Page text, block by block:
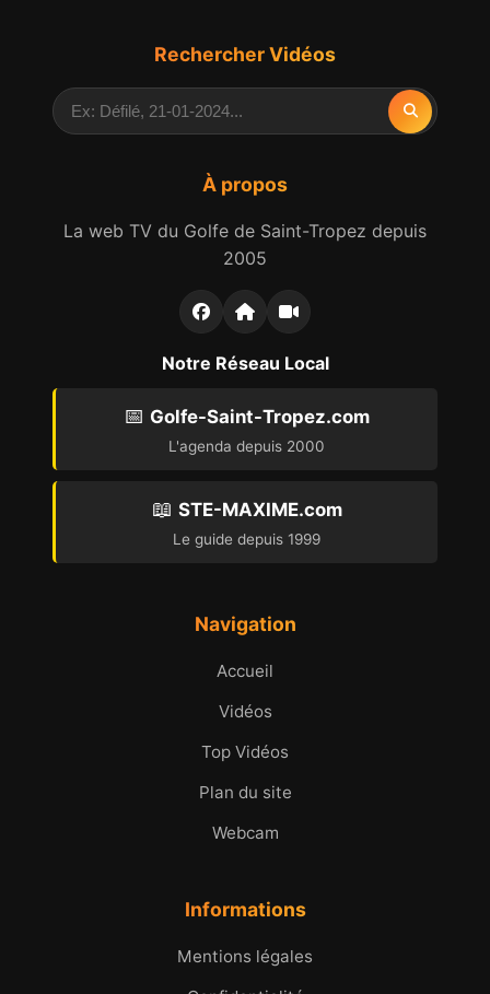
À propos
La web TV du Golfe de Saint-Tropez depuis
2005
Notre Réseau Local
📅 Golfe-Saint-Tropez.com
L'agenda depuis 2000
📖 STE-MAXIME.com
Le guide depuis 1999
Navigation
Accueil
Vidéos
Top Vidéos
Plan du site
Webcam
Informations
Mentions légales
Rechercher Vidéos